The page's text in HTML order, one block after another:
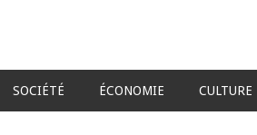
SOCIÉTÉ ÉCONOMIE CULTURE